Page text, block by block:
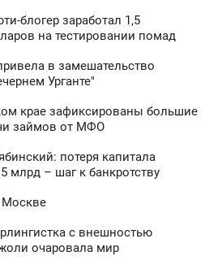
блогер заработал 1,5
на тестировании помад
в замешательство
Урганте"
крае зафиксированы большие
займов от МФО
потеря капитала
млрд – шаг к банкротству
с внешностью
очаровала мир